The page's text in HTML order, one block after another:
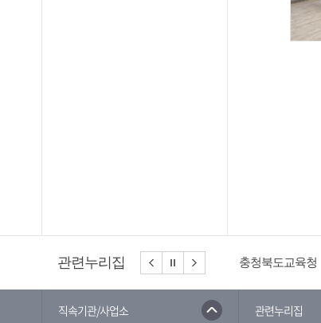
관련누리집 충청북도교육청
직속기관/사업소 관련누리집